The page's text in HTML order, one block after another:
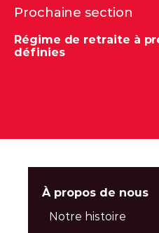
Prochaine section
Régime de retraite à
définies
À propos de nous
Notre histoire